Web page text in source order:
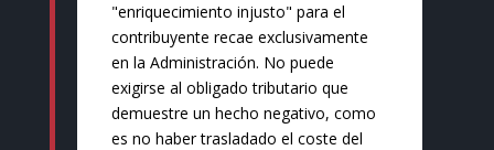
"enriquecimiento injusto" para el
contribuyente recae exclusivamente
en la Administración. No puede
exigirse al obligado tributario que
demuestre un hecho negativo, como
es no haber trasladado el coste del